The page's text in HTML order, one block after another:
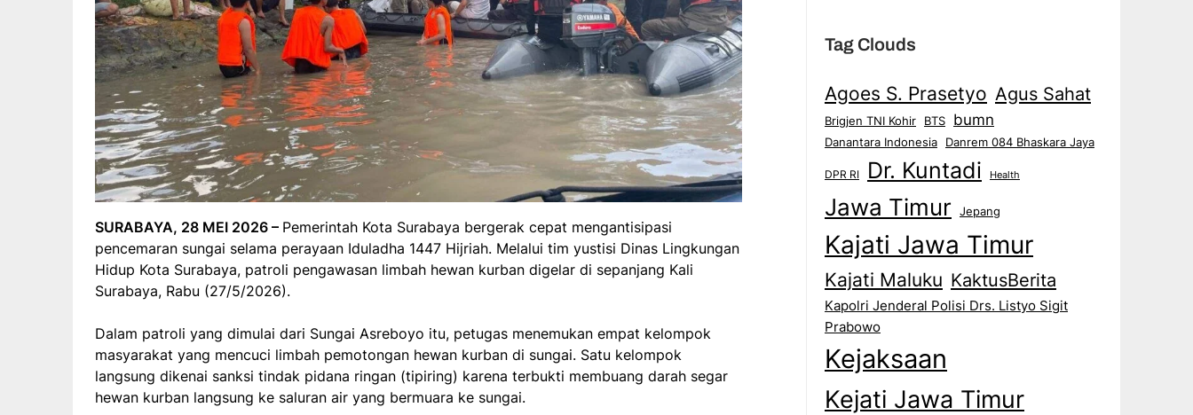
SURABAYA, 28 MEI 2026 – Pemerintah Kota Surabaya bergerak cepat mengantisipasi
pencemaran sungai selama perayaan Iduladha 1447 Hijriah. Melalui tim yustisi Dinas Lingkungan
Hidup Kota Surabaya, patroli pengawasan limbah hewan kurban digelar di sepanjang Kali
Surabaya, Rabu (27/5/2026).
Dalam patroli yang dimulai dari Sungai Asreboyo itu, petugas menemukan empat kelompok
masyarakat yang mencuci limbah pemotongan hewan kurban di sungai. Satu kelompok
langsung dikenai sanksi tindak pidana ringan (tipiring) karena terbukti membuang darah segar
hewan kurban langsung ke saluran air yang bermuara ke sungai.
Tag Clouds
Agoes S. Prasetyo Agus Sahat
Brigjen TNI Kohir BTS bumn
Danantara Indonesia Danrem 084 Bhaskara Jaya
DPR RI Dr. Kuntadi Health
Jawa Timur Jepang
Kajati Jawa Timur
Kajati Maluku KaktusBerita
Kapolri Jenderal Polisi Drs. Listyo Sigit
Prabowo
Kejaksaan
Kejati Jawa Timur